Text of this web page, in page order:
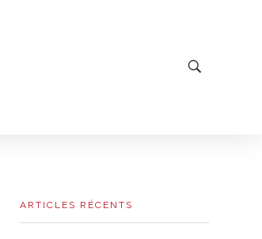
ARTICLES RÉCENTS